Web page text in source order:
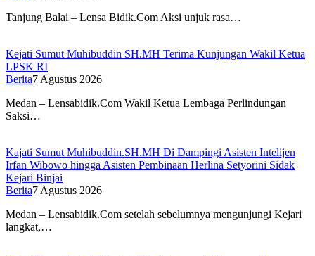
Tanjung Balai – Lensa Bidik.Com Aksi unjuk rasa…
Kejati Sumut Muhibuddin SH.MH Terima Kunjungan Wakil Ketua
LPSK RI
Berita7 Agustus 2026
Medan – Lensabidik.Com Wakil Ketua Lembaga Perlindungan
Saksi…
Kajati Sumut Muhibuddin.SH.MH Di Dampingi Asisten Intelijen
Irfan Wibowo hingga Asisten Pembinaan Herlina Setyorini Sidak
Kejari Binjai
Berita7 Agustus 2026
Medan – Lensabidik.Com setelah sebelumnya mengunjungi Kejari
langkat,…